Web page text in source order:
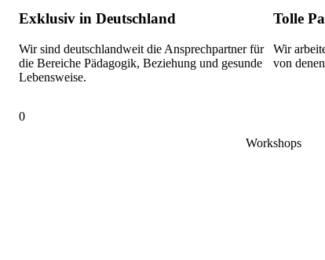
Exklusiv in Deutschland
Wir sind deutschlandweit die Ansprechpartner für
die Bereiche Pädagogik, Beziehung und gesunde
Lebensweise.
Tolle
Wir
von
0
Workshops